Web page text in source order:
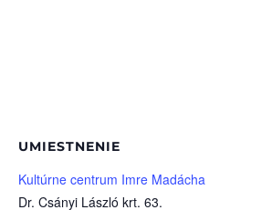
UMIESTNENIE
Kultúrne centrum Imre Madácha
Dr. Csányi László krt. 63.